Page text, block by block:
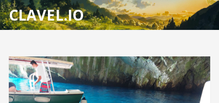
CLAVEL.IO